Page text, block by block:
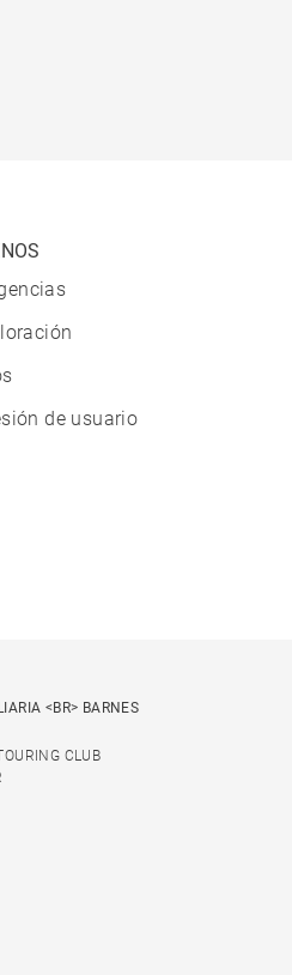
de usuario
<BR> BARNES
CLUB